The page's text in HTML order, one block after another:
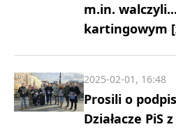
m.in.
kartingowym
Prosili o
Działacze PiS
2025-02-01, 16:48